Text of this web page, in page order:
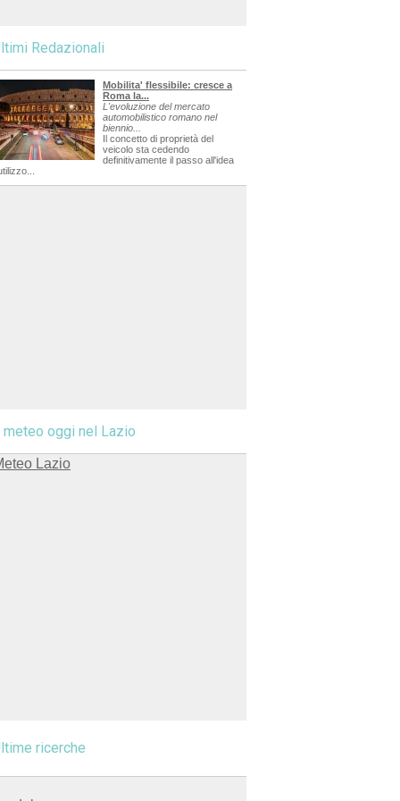
Redazionali
Mobilita' flessibile: cresce a
Roma la...
L'evoluzione del mercato
automobilistico romano nel
biennio...
Il concetto di proprietà del
veicolo sta cedendo
definitivamente il passo all'idea
meteo oggi nel Lazio
ricerche